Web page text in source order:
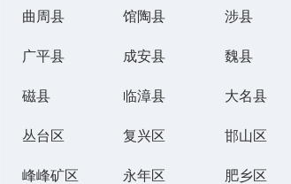
曲周县 馆陶县 涉县
广平县 成安县 魏县
磁县 临漳县 大名县
丛台区 复兴区 邯山区
峰峰矿区 永年区 肥乡区